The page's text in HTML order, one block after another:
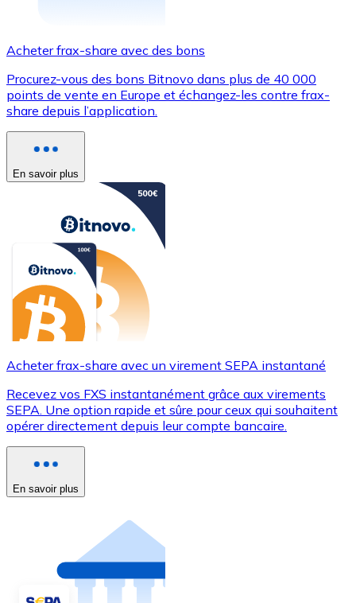
Acheter frax-share avec des bons
Procurez-vous des bons Bitnovo dans plus de 40 000
points de vente en Europe et échangez-les contre frax-
share depuis l’application.
En savoir plus
Acheter frax-share avec un virement SEPA instantané
Recevez vos FXS instantanément grâce aux virements
SEPA. Une option rapide et sûre pour ceux qui souhaitent
opérer directement depuis leur compte bancaire.
En savoir plus